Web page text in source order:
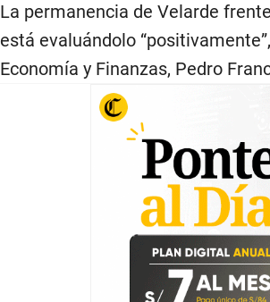
La permanencia de Velarde
está evaluándolo
Economía y Finanzas, Pedro